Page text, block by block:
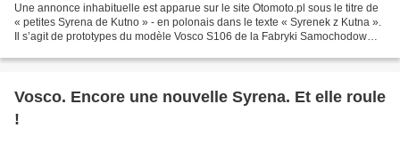
Une annonce inhabituelle est apparue sur le site Otomoto.pl sous le titre de
« petites Syrena de Kutno » - en polonais dans le texte « Syrenek z Kutna ».
Il s’agit de prototypes du modèle Vosco S106 de la Fabryki Samochodow
Vosco. Encore une nouvelle Syrena. Et elle roule
!